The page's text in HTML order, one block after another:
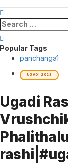
Search
for:
Popular Tags
panchanga1
UGADI 2023
Ugadi